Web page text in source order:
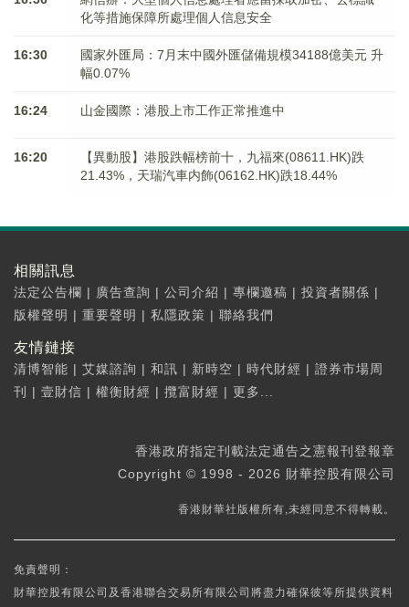
化等措施保障所處理個人信息安全
16:30
國家外匯局：7月末中國外匯儲備規模34188億美元 升
幅0.07%
16:24 山金國際：港股上市工作正常推進中
16:20
【異動股】港股跌幅榜前十，九福來(08611.HK)跌
21.43%，天瑞汽車内飾(06162.HK)跌18.44%
相關訊息
法定公告欄 | 廣告查詢 | 公司介紹 | 專欄邀稿 | 投資者關係 |
版權聲明 | 重要聲明 | 私隱政策 | 聯絡我們
友情鏈接
清博智能 | 艾媒諮詢 | 和訊 | 新時空 | 時代財經 | 證券市場周
刊
| 壹財信 | 權衡財經 | 攬富財經 | 更多...
香港政府指定刊載法定通告之憲報刊登報章
Copyright © 1998 - 2026 財華控股有限公司
香港財華社版權所有,未經同意不得轉載。
免責聲明：
財華控股有限公司及香港聯合交易所有限公司將盡力確保彼等所提供資料